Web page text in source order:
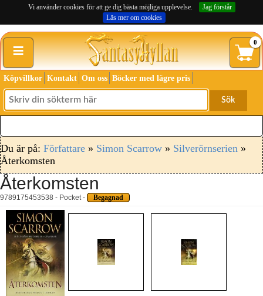
Vi använder cookies för att ge dig bästa möjliga upplevelse.
Jag förstår
Läs mer om cookies
≡ 0
Köpvillkor Kontakt Om oss Böcker med lägre pris
Sök
Du är på: Författare » Simon Scarrow » Silverörnserien »
Återkomsten
Återkomsten
9789175453538 - Pocket - Begagnad